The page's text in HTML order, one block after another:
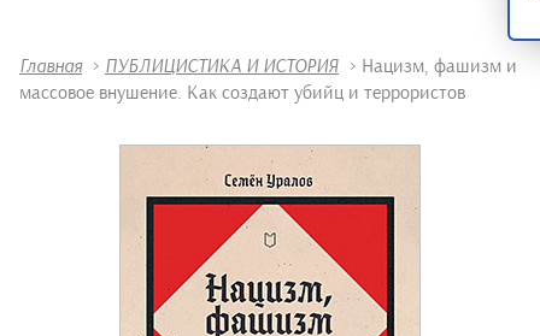
Главная > ПУБЛИЦИСТИКА И ИСТОРИЯ > Нацизм, фашизм и
массовое внушение. Как создают убийц и террористов